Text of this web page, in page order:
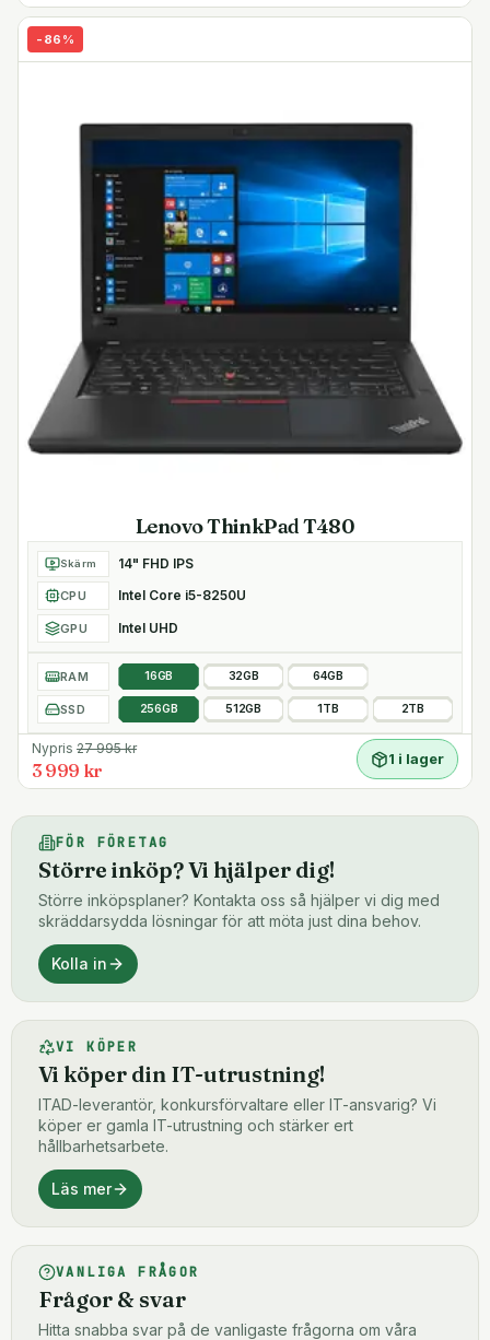
- 86 %
Lenovo ThinkPad T480
Skärm 14" FHD IPS
CPU Intel Core i5-8250U
GPU Intel UHD
RAM 16GB 32GB 64GB
SSD 256GB 512GB 1TB 2TB
Nypris 27 995kr
3 999 kr
1 i lager
FÖR FÖRETAG
Större inköp? Vi hjälper dig!
Större inköpsplaner? Kontakta oss så hjälper vi dig med
skräddarsydda lösningar för att möta just dina behov.
Kolla in
VI KÖPER
Vi köper din IT-utrustning!
ITAD-leverantör, konkursförvaltare eller IT-ansvarig? Vi
köper er gamla IT-utrustning och stärker ert
hållbarhetsarbete.
Läs mer
VANLIGA FRÅGOR
Frågor & svar
Hitta snabba svar på de vanligaste frågorna om våra